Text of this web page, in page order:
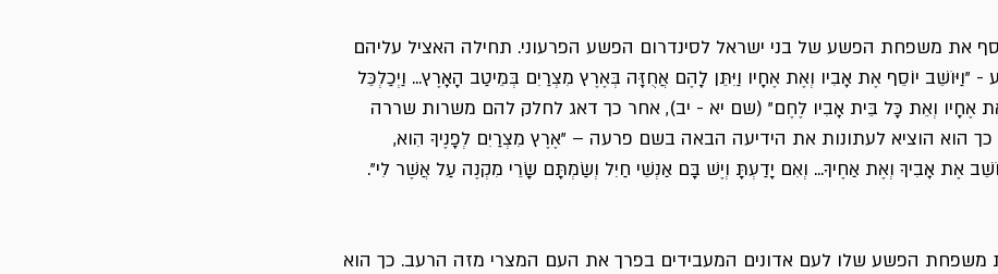
את משפחת הפשע של בני ישראל לסינדרום הפשע הפרעוני. תחילה האציל עליהם
יוֹסֵף אֶת אָבִיו וְאֶת אֶחָיו וַיִּתֵּן לָהֶם אֲחֻזָּה בְּאֶרֶץ מִצְרַיִם בְּמֵיטַב הָאָרֶץ... וַיְכַלְכֵּל
אֶחָיו וְאֵת כָּל בֵּית אָבִיו לֶחֶם" (שם יא - יב), אחר כך דאג לחלק להם משרות שררה
הוא הוציא לעתונות את הידיעה הבאה בשם פרעה – "אֶרֶץ מִצְרַיִם לְפָנֶיךָ הִוא,
אֶת אָבִיךָ וְאֶת אַחֶיךָ... וְאִם יָדַעְתָּ וְיֶשׁ בָּם אַנְשֵׁי חַיִל וְשַׂמְתָּם שָׂרֵי מִקְנֶה עַל אֲשֶׁר לִי".
משפחת הפשע שלו לעם אדונים המעבידים בפרך את העם המצרי מזה הרעב. כך הוא